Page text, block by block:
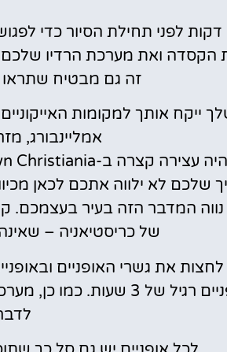
הגיעו 10 דקות לפני תחילת הסיור
הקסדה ואת מערכת הרדיו
זה גם מבטיח
אמליינבורג,
שלכם לא ילווה אתכם לכאן
נווה המדבר הזה בעיר בעצמכם.
של כריסטיאניה –
לחצות את גשרי האופניים
בטיול אופניים רגיל